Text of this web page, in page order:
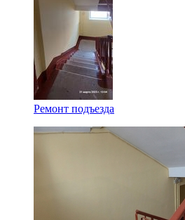
Ремонт подъезда